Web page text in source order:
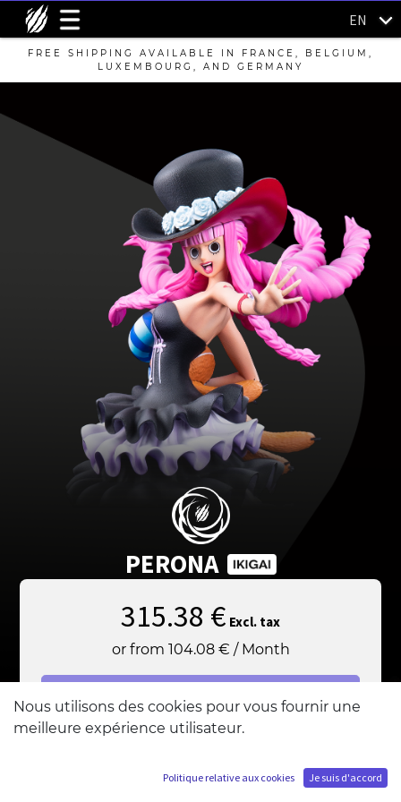
EN
FREE SHIPPING AVAILABLE IN FRANCE, BELGIUM,
LUXEMBOURG, AND GERMANY
PERONA
315.38 € Excl. tax
or from 104.08€ / Month
Sold out!
Nous utilisons des cookies pour vous fournir une
meilleure expérience utilisateur.
Politique relative aux cookies Je suis d'accord